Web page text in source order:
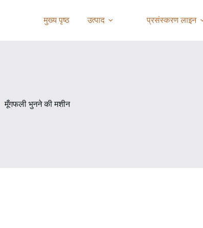
मुख्य पृष्ठ उत्पाद प्रसंस्करण लाइन
मूँगफली भुनने की मशीन